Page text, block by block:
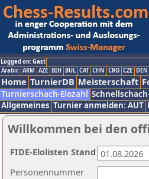
Logged on: Gast
Arabic ARM AZE BIH BUL CAT CHN CRO CZE DEN
Home TurnierDB Meisterschaft
Turnierschach-Elozahl
Allgemeines Turnier anmelden: AUT
Willkommen bei den
Personennummer
FIDE-Elolisten Stand